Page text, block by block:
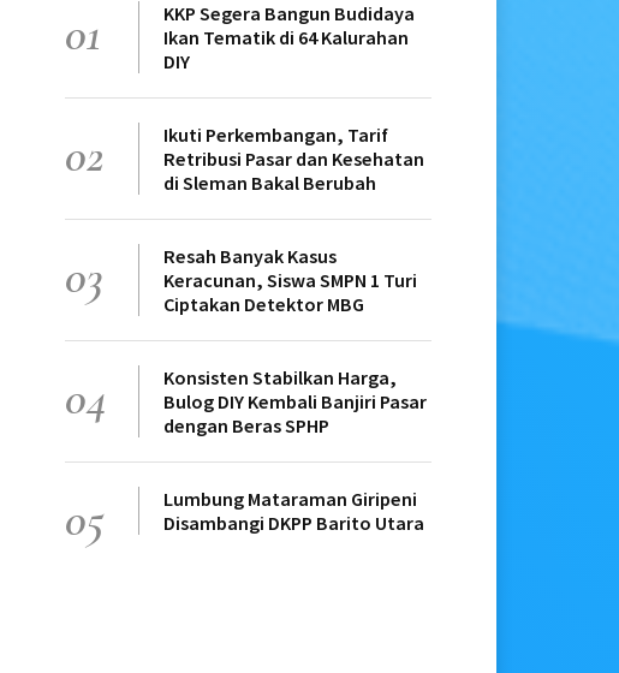
01
KKP Segera Bangun Budidaya
Ikan Tematik di 64 Kalurahan
DIY
02
Ikuti Perkembangan, Tarif
Retribusi Pasar dan Kesehatan
di Sleman Bakal Berubah
03
Resah Banyak Kasus
Keracunan, Siswa SMPN 1 Turi
Ciptakan Detektor MBG
04
Konsisten Stabilkan Harga,
Bulog DIY Kembali Banjiri Pasar
dengan Beras SPHP
05
Lumbung Mataraman Giripeni
Disambangi DKPP Barito Utara